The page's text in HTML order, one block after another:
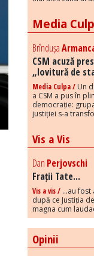
Media
Brîndușa
CSM acuză
„lovitură de
Media Culpa / Un
a CSM a pus în
democrație:
justiției s-a
Vis a Vis
Dan Perjovschi
Frații Tate...
Vis a vis / ...au fost
după ce Justiția
magna cum
Opinii